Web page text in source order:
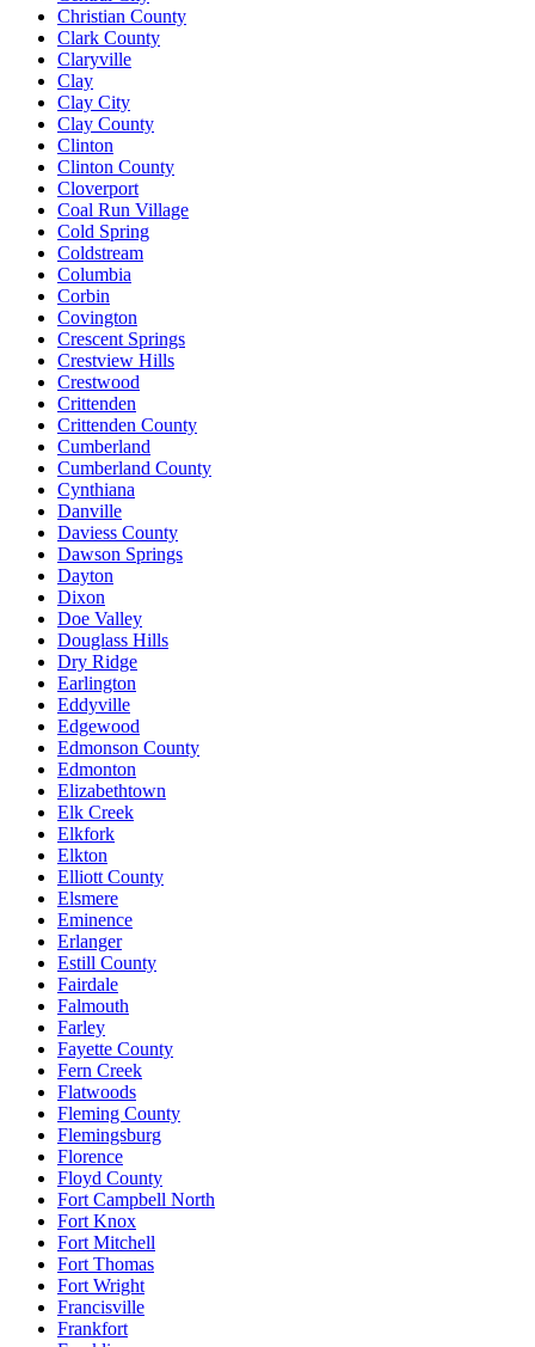
Christian County
Clark County
Claryville
Clay
Clay City
Clay County
Clinton
Clinton County
Cloverport
Coal Run Village
Cold Spring
Coldstream
Columbia
Corbin
Covington
Crescent Springs
Crestview Hills
Crestwood
Crittenden
Crittenden County
Cumberland
Cumberland County
Cynthiana
Danville
Daviess County
Dawson Springs
Dayton
Dixon
Doe Valley
Douglass Hills
Dry Ridge
Earlington
Eddyville
Edgewood
Edmonson County
Edmonton
Elizabethtown
Elk Creek
Elkfork
Elkton
Elliott County
Elsmere
Eminence
Erlanger
Estill County
Fairdale
Falmouth
Farley
Fayette County
Fern Creek
Flatwoods
Fleming County
Flemingsburg
Florence
Floyd County
Fort Campbell North
Fort Knox
Fort Mitchell
Fort Thomas
Fort Wright
Francisville
Frankfort